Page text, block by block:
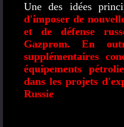
Une des idées
d'imposer de
et de défense
Gazprom. En
supplémentaires
équipements
dans les projets
Russie